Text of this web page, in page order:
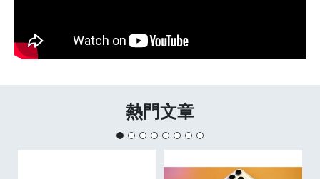
熱門文章